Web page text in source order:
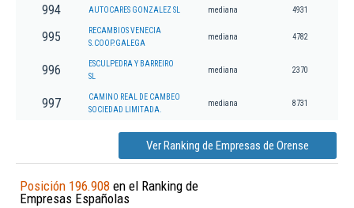
994 AUTOCARES GONZALEZ SL mediana 4931
995
RECAMBIOS VENECIA
S.COOP.GALEGA
mediana 4782
996
ESCULPEDRA Y BARREIRO
SL
mediana 2370
997
CAMINO REAL DE CAMBEO
SOCIEDAD LIMITADA.
mediana 8731
Ver Ranking de Empresas de Orense
Posición 196.908 en el Ranking de
Empresas Españolas